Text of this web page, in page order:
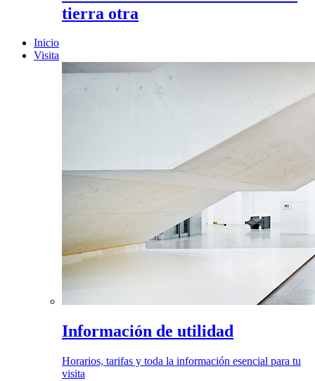
tierra otra
Inicio
Visita
Información de utilidad
Horarios, tarifas y toda la información esencial para tu
visita